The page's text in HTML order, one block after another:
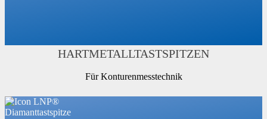
HARTMETALLTASTSPITZEN
Für Konturenmesstechnik